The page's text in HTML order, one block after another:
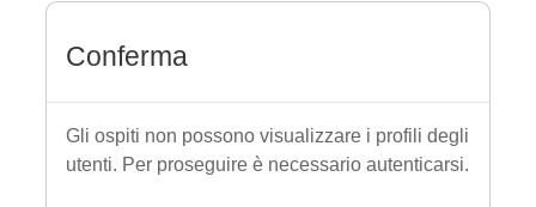
Conferma
Gli ospiti non possono visualizzare i profili degli
utenti. Per proseguire è necessario autenticarsi.